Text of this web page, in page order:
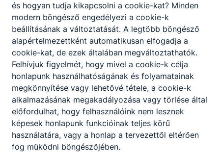
ISKOLASPECIFIKUS INFORMÁCIÓK A
KÉPZÉSHEZ
z a Neked való képzés, amennyiben
szívesen foglakozol gyakorlati
problémák megoldásával, jellemző
Rád a kreativitás!
A képzés szakképzettség
megszervezésével zárul.
A nyomdász munkájának célja, hogy
nyomtatott termékeket állítson elő.
Feladata a nyomdai munkafolyamat
végzése. A különböző
és hogyan tudja kikapcsolni a cookie-kat? Minden
modern böngésző engedélyezi a cookie-k
beállításának a változtatását. A legtöbb böngésző
alapértelmezettként automatikusan elfogadja a
cookie-kat, de ezek általában megváltoztathatók.
Felhívjuk figyelmét, hogy mivel a cookie-k célja
honlapunk használhatóságának és folyamatainak
megkönnyítése vagy lehetővé tétele, a cookie-k
alkalmazásának megakadályozása vagy törlése által
előfordulhat, hogy felhasználóink nem lesznek
képesek honlapunk funkcióinak teljes körű
használatára, vagy a honlap a tervezettől eltérően
fog működni böngészőjében.